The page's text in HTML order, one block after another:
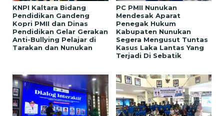
KNPI Kaltara Bidang
Pendidikan Gandeng
Kopri PMII dan Dinas
Pendidikan Gelar Gerakan
Anti-Bullying Pelajar di
Tarakan dan Nunukan
PC PMII Nunukan
Mendesak Aparat
Penegak Hukum
Kabupaten Nunukan
Segera Mengusut Tuntas
Kasus Laka Lantas Yang
Terjadi Di Sebatik